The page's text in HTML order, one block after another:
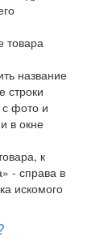
товара
название
строки
с фото и
в окне
к
- справа в
искомого